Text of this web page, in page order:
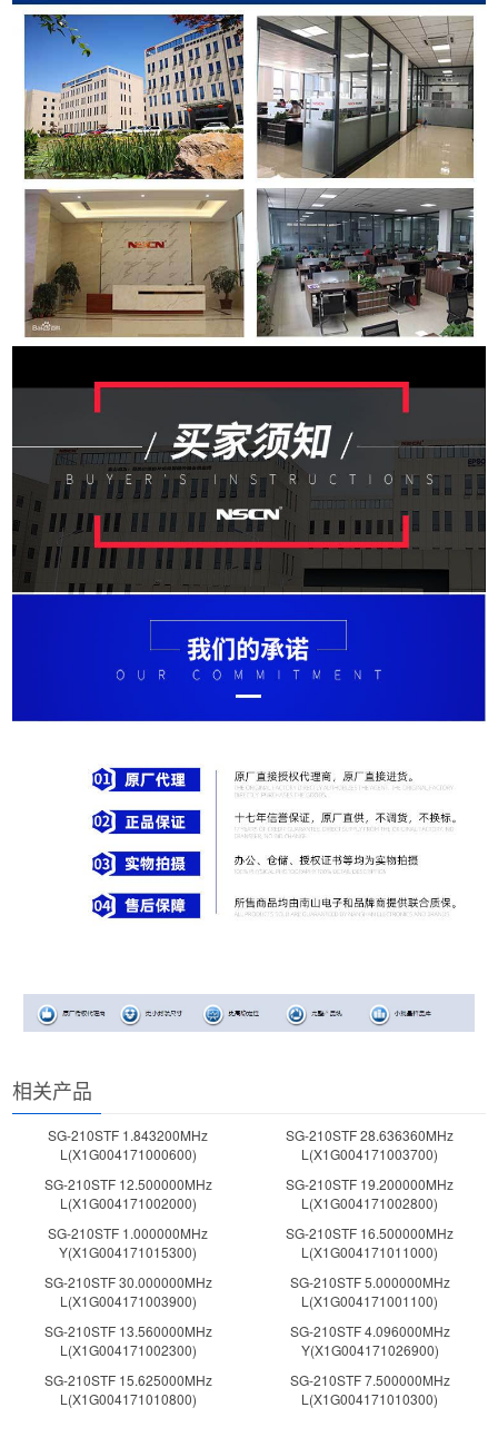
相关产品
SG-210STF 1.843200MHz
L(X1G004171000600)
SG-210STF 28.636360MHz
L(X1G004171003700)
SG-210STF 12.500000MHz
L(X1G004171002000)
SG-210STF 19.200000MHz
L(X1G004171002800)
SG-210STF 1.000000MHz
Y(X1G004171015300)
SG-210STF 16.500000MHz
L(X1G004171011000)
SG-210STF 30.000000MHz
L(X1G004171003900)
SG-210STF 5.000000MHz
L(X1G004171001100)
SG-210STF 13.560000MHz
L(X1G004171002300)
SG-210STF 4.096000MHz
Y(X1G004171026900)
SG-210STF 15.625000MHz
L(X1G004171010800)
SG-210STF 7.500000MHz
L(X1G004171010300)